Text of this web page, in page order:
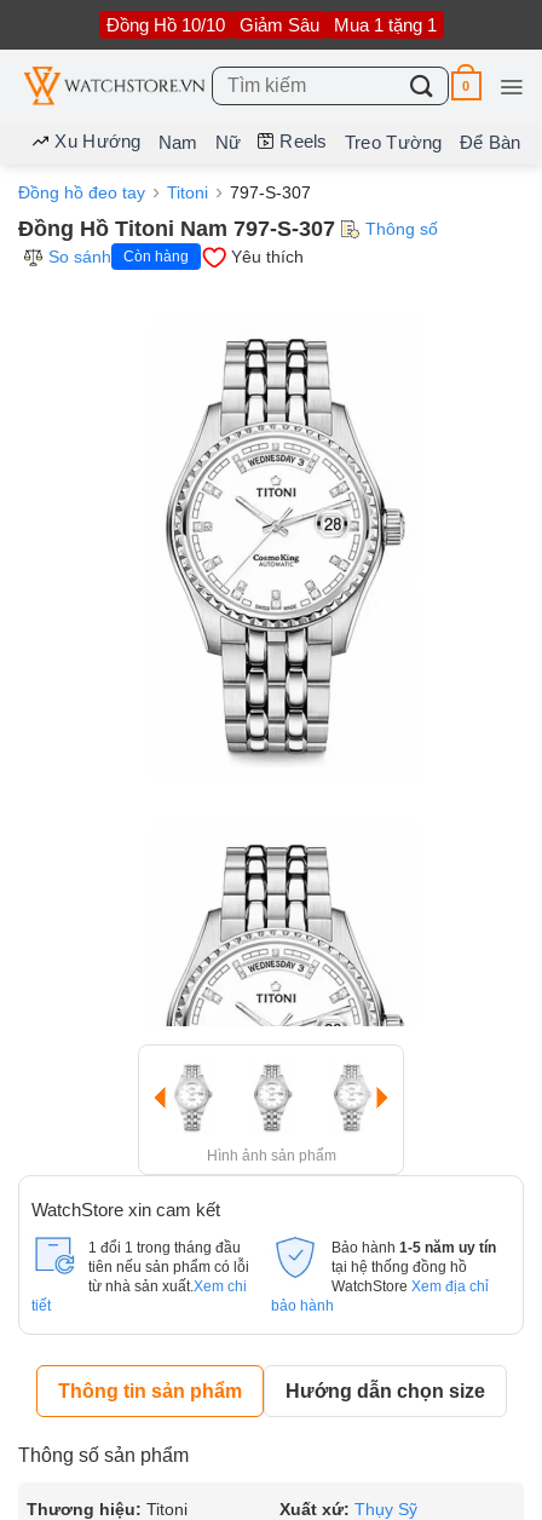
nội
dung
Đồng Hồ 10/10 Giảm Sâu Mua 1 tặng 1
Tìm
kiếm:
0
Xu Hướng Nam Nữ Reels Treo Tường Để Bàn
Đồng hồ đeo tay Titoni 797-S-307
Đồng Hồ Titoni Nam 797-S-307
Thông số
So sánh
Còn hàng Yêu thích
Hình ảnh sản phẩm
WatchStore xin cam kết
1 đổi 1 trong tháng đầu
tiên nếu sản phẩm có lỗi
từ nhà sản xuất. Xem chi
tiết
Bảo hành 1-5 năm uy tín
tại hệ thống đồng hồ
WatchStore Xem địa chỉ
bảo hành
Thông tin sản phẩm Hướng dẫn chọn size
Thông số sản phẩm
Thương hiệu: Titoni Xuất xứ: Thụy Sỹ